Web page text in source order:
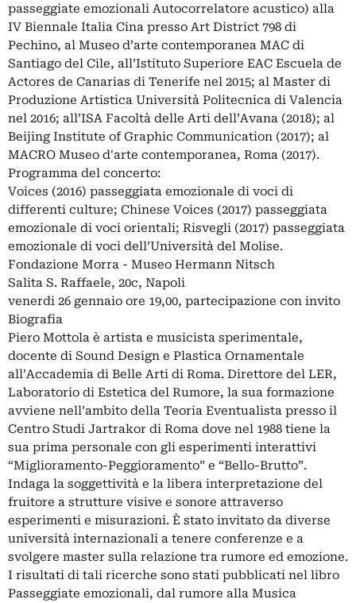
passeggiate emozionali Autocorrelatore acustico) alla
IV Biennale Italia Cina presso Art District 798 di
Pechino, al Museo d’arte contemporanea MAC di
Santiago del Cile, all’Istituto Superiore EAC Escuela de
Actores de Canarias di Tenerife nel 2015; al Master di
Produzione Artistica Università Politecnica di Valencia
nel 2016; all’ISA Facoltà delle Arti dell’Avana (2018); al
Beijing Institute of Graphic Communication (2017); al
MACRO Museo d'arte contemporanea, Roma (2017).
Programma del concerto:
Voices (2016) passeggiata emozionale di voci di
differenti culture; Chinese Voices (2017) passeggiata
emozionale di voci orientali; Risvegli (2017) passeggiata
emozionale di voci dell’Università del Molise.
Fondazione Morra - Museo Hermann Nitsch
Salita S. Raffaele, 20c, Napoli
venerdi 26 gennaio ore 19,00, partecipazione con invito
Biografia
Piero Mottola è artista e musicista sperimentale,
docente di Sound Design e Plastica Ornamentale
all’Accademia di Belle Arti di Roma. Direttore del LER,
Laboratorio di Estetica del Rumore, la sua formazione
avviene nell’ambito della Teoria Eventualista presso il
Centro Studi Jartrakor di Roma dove nel 1988 tiene la
sua prima personale con gli esperimenti interattivi
“Miglioramento-Peggioramento” e “Bello-Brutto”.
Indaga la soggettività e la libera interpretazione del
fruitore a strutture visive e sonore attraverso
esperimenti e misurazioni. È stato invitato da diverse
università internazionali a tenere conferenze e a
svolgere master sulla relazione tra rumore ed emozione.
I risultati di tali ricerche sono stati pubblicati nel libro
Passeggiate emozionali, dal rumore alla Musica